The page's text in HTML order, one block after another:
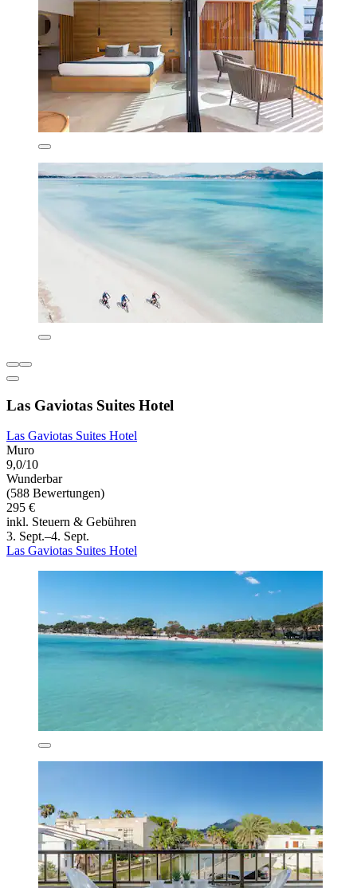
Las Gaviotas Suites Hotel
Las Gaviotas Suites Hotel
Muro
9,0/10
Wunderbar
(588 Bewertungen)
295 €
inkl. Steuern & Gebühren
3. Sept.–4. Sept.
Las Gaviotas Suites Hotel